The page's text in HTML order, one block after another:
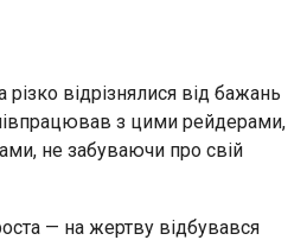
різко відрізнялися від бажань
з цими рейдерами,
не забуваючи про свій
— на жертву відбувався